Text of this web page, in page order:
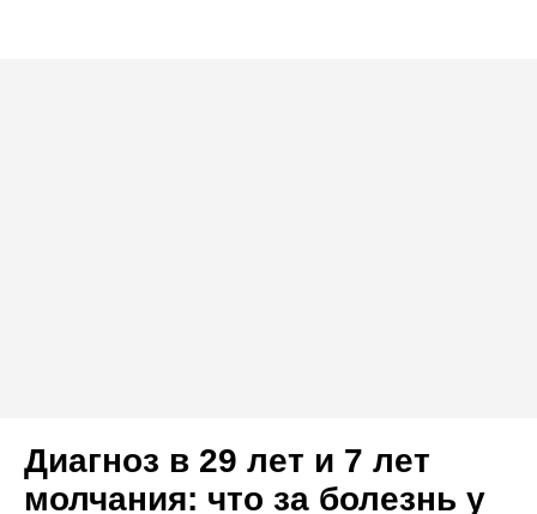
Диагноз в 29 лет и 7 лет
молчания: что за болезнь у